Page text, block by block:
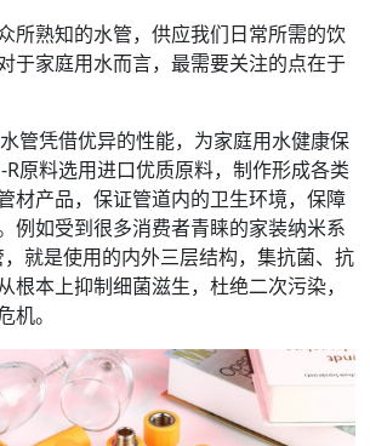
所熟知的水管，供应我们日常所需的饮
于家庭用水而言，最需要关注的点在于
管凭借优异的性能，为家庭用水健康保
原料选用进口优质原料，制作形成各类
材产品，保证管道内的卫生环境，保障
例如受到很多消费者青睐的家装纳米系
，就是使用的内外三层结构，集抗菌、抗
根本上抑制细菌滋生，杜绝二次污染，
机。